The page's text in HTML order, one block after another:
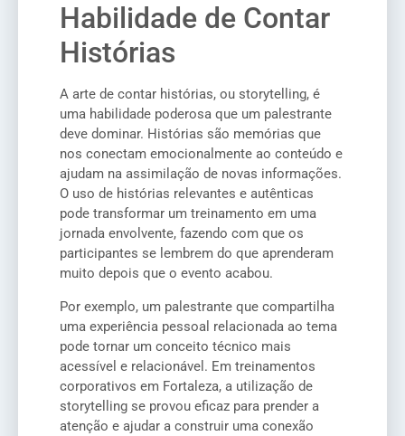
Habilidade de Contar
Histórias
A arte de contar histórias, ou storytelling, é
uma habilidade poderosa que um palestrante
deve dominar. Histórias são memórias que
nos conectam emocionalmente ao conteúdo e
ajudam na assimilação de novas informações.
O uso de histórias relevantes e autênticas
pode transformar um treinamento em uma
jornada envolvente, fazendo com que os
participantes se lembrem do que aprenderam
muito depois que o evento acabou.
Por exemplo, um palestrante que compartilha
uma experiência pessoal relacionada ao tema
pode tornar um conceito técnico mais
acessível e relacionável. Em treinamentos
corporativos em Fortaleza, a utilização de
storytelling se provou eficaz para prender a
atenção e ajudar a construir uma conexão